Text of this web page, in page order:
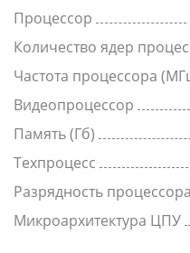
Процессор
Количество ядер
Частота процессора
Видеопроцессор
Память (Гб)
Техпроцесс
Разрядность процессора
Микроархитектура ЦПУ